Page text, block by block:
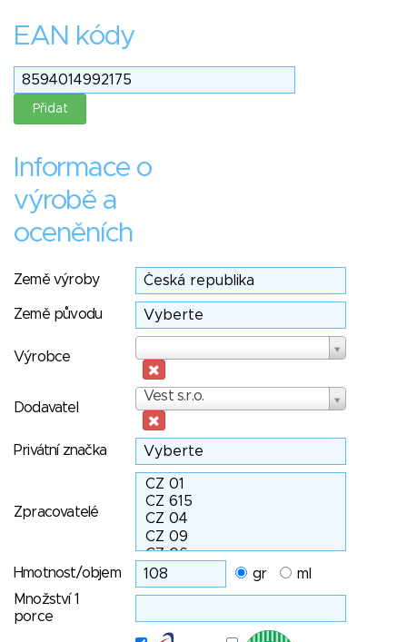
EAN kódy
Informace o
výrobě a
oceněních
Země výroby
Země původu
Výrobce
Dodavatel
Vest s.r.o.
Dodavatel
Privátní značka
Zpracovatelé
Hmotnost/objem gr
ml
Množství 1
porce